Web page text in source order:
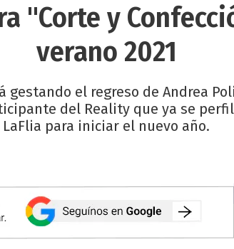
"Corte y
verano 2021
gestando el regreso de Andrea
del Reality que ya se
LaFlia para iniciar el nuevo año.